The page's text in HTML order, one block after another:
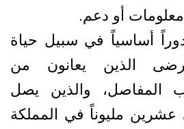
أو دعم.
أساسياً في سبيل حياة
الذين يعانون من
المفاصل، والذين يصل
مليوناً في المملكة